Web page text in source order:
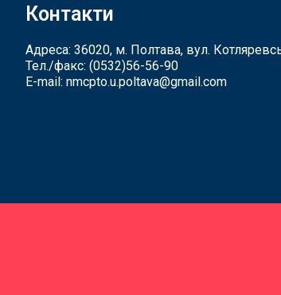
Контакти
Адреса: 36020, м. Полтава, вул.
Тел./факс: (0532)56-56-90
E-mail: nmcpto.u.poltava@gmail.com